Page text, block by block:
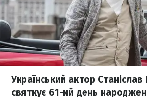
Український актор
святкує 61-ий день